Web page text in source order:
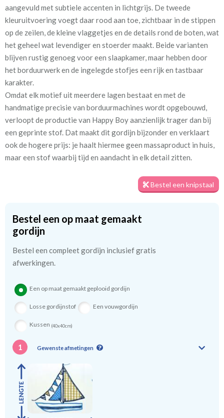
gemaakt gordijn bestelt? Dan kun je een knipstaal aanvragen om
de structuur, de kleuren en het borduurwerk rustig te
beoordelen; deze staaltjes worden meestal dezelfde dag nog
verzonden. Voor extra isolatie en verduistering kun je tijdens het
bestelproces de optie “Voering” aanvinken. Een voering houdt in
de winter de kou beter buiten en in de zomer de warmte, wat in
werkt een voering geluidsdempend, voorkomt het verkleuring
door zonlicht en zorgt het voor een net aanzicht aan de
buitenzijde. KinderGordijnen biedt drie soorten voering: kwart
verduisterend lichtdoorlatend katoensatijn, half verduisterend
en 100% verduisterend, zodat je het gordijn precies kunt
afstemmen op de ruimte.
Heb je nog vragen, wees vrij en neem gerust even contact met
mij op; op de meeste vragen kan ik meteen een antwoord geven.
We hebben bijna alle stoffen op voorraad, bestel daarom gerust
eerst een knipstaaltje.
Zo weet u precies met welke kleur en kwaliteit uw gordijnen
worden gemaakt.
Tip: Laat voor aangename verduistering en isolatie de
kindergordijnen voeren: een verschil van dag en nacht!
aangevuld met subtiele accenten in lichtgrijs. De tweede
kleuruitvoering voegt daar rood aan toe, zichtbaar in de stippen
op de zeilen, de kleine vlaggetjes en de details rond de boten, wat
het geheel wat levendiger en stoerder maakt. Beide varianten
blijven rustig genoeg voor een slaapkamer, maar hebben door
het borduurwerk en de ingelegde stofjes een rijk en tastbaar
karakter.
Omdat elk motief uit meerdere lagen bestaat en met de
handmatige precisie van borduurmachines wordt opgebouwd,
verloopt de productie van Happy Boy aanzienlijk trager dan bij
een geprinte stof. Dat maakt dit gordijn bijzonder en verklaart
ook de hogere prijs: je haalt hiermee geen massaproduct in huis,
maar een stof waarbij tijd en aandacht in elk detail zitten.
Bestel een knipstaal
Bestel een op maat gemaakt
gordijn
Bestel een compleet gordijn inclusief gratis
afwerkingen.
Een op maat gemaakt geplooid gordijn
Losse gordijnstof Een vouwgordijn
Kussen (40x40cm)
1 Gewenste afmetingen